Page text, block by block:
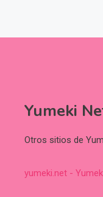
Yumeki
Otros sitios de
yumeki.net -